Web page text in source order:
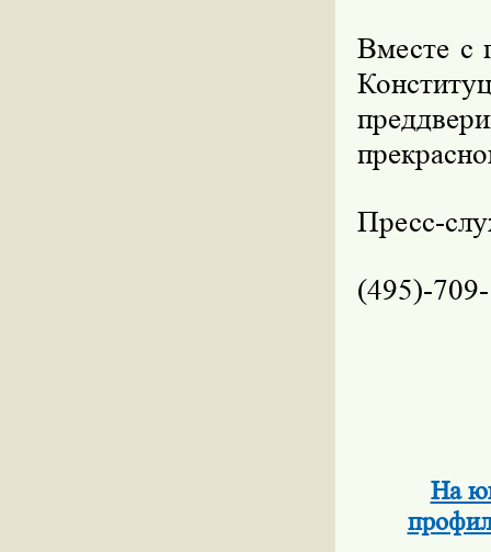
Вместе с
Пресс-
(495)-
На